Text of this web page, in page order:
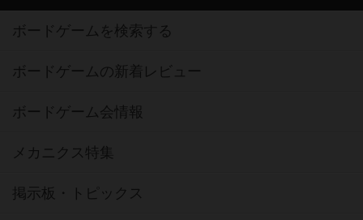
ボードゲームを検索する
ボードゲームの新着レビュー
ボードゲーム会情報
メカニクス特集
掲示板・トピックス